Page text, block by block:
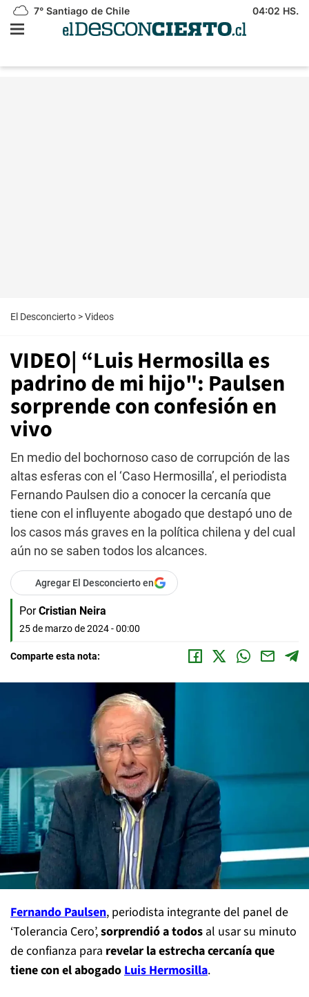
7° Santiago de Chile 04:02 HS.
El Desconcierto >Videos
VIDEO| “Luis Hermosilla es
padrino de mi hijo": Paulsen
sorprende con confesión en
vivo
En medio del bochornoso caso de corrupción de las
altas esferas con el ‘Caso Hermosilla’, el periodista
Fernando Paulsen dio a conocer la cercanía que
tiene con el influyente abogado que destapó uno de
los casos más graves en la política chilena y del cual
aún no se saben todos los alcances.
Agregar El Desconcierto en
Por Cristian Neira
25 de marzo de 2024 - 00:00
Comparte esta nota:
Fernando Paulsen, periodista integrante del panel de
‘Tolerancia Cero’,sorprendió a todos al usar su minuto
de confianza para revelar la estrecha cercanía que
tiene con el abogado Luis Hermosilla.